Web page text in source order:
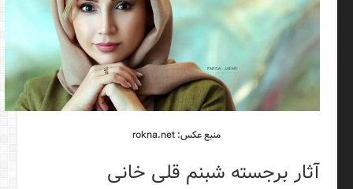
منبع عکس: rokna.net
آثار برجسته شبنم قلی خانی